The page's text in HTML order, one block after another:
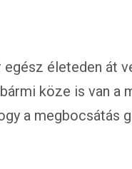
egész életeden át
köze is van a
a megbocsátás